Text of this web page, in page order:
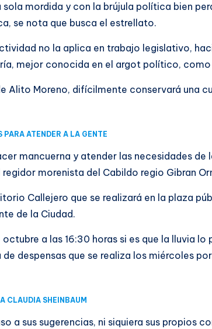
mordida y con la brújula política bien
se nota que busca el estrellato.
no la aplica en trabajo legislativo,
mejor conocida en el argot político,
Alito Moreno, difícilmente conservará una
PARA ATENDER A LA GENTE
mancuerna y atender las necesidades de
morenista del Cabildo regio Gibran
Callejero que se realizará en la plaza
de la Ciudad.
a las 16:30 horas si es que la lluvia lo
de despensas que se realiza los miércoles
CLAUDIA SHEINBAUM
a sus sugerencias, ni siquiera sus propios